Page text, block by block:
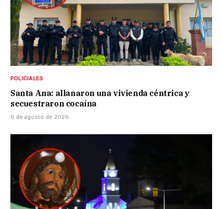
POLICIALES
Santa Ana: allanaron una vivienda céntrica y
secuestraron cocaína
6 de agosto de 2026